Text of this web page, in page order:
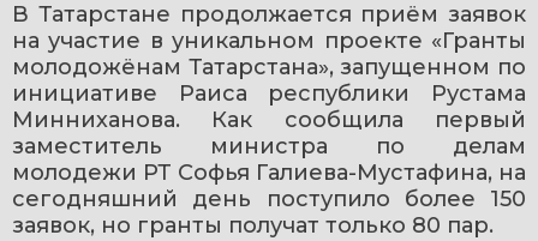
В Татарстане продолжается приём заявок
на участие в уникальном проекте «Гранты
молодожёнам Татарстана», запущенном по
инициативе Раиса республики Рустама
Минниханова. Как сообщила первый
заместитель министра по делам
молодежи РТ Софья Галиева-Мустафина, на
сегодняшний день поступило более 150
заявок, но гранты получат только 80 пар.